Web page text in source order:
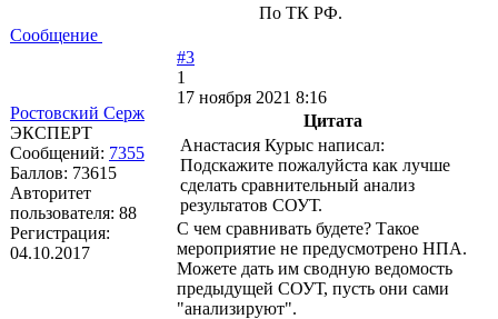
По ТК РФ.
Сообщение
Ростовский Серж
ЭКСПЕРТ
Сообщений: 7355
Баллов: 73615
Авторитет
пользователя: 88
Регистрация:
04.10.2017
#3
1
17 ноября 2021 8:16
Цитата
Анастасия Курыс написал:
Подскажите пожалуйста как лучше
сделать сравнительный анализ
результатов СОУТ.
С чем сравнивать будете? Такое
мероприятие не предусмотрено НПА.
Можете дать им сводную ведомость
предыдущей СОУТ, пусть они сами
"анализируют".